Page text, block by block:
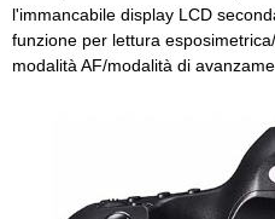
l'immancabile display LCD
funzione per lettura
modalità AF/modalità di